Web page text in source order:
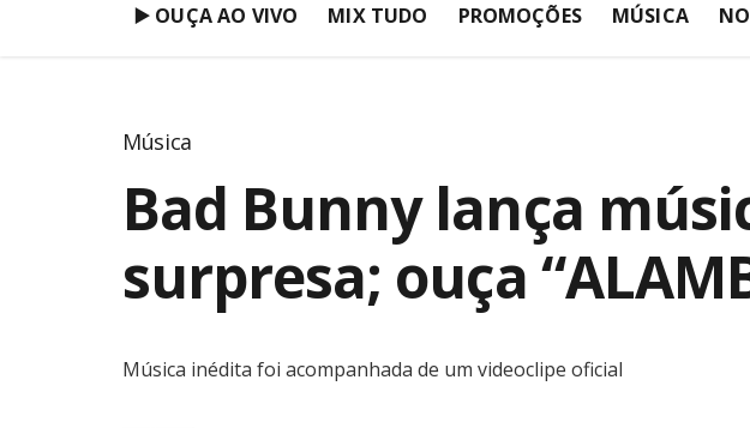
▶️ OUÇA AO VIVO MIX TUDO PROMOÇÕES MÚSICA
Música
Bad Bunny lança
surpresa; ouça
Música inédita foi acompanhada de um videoclipe oficial